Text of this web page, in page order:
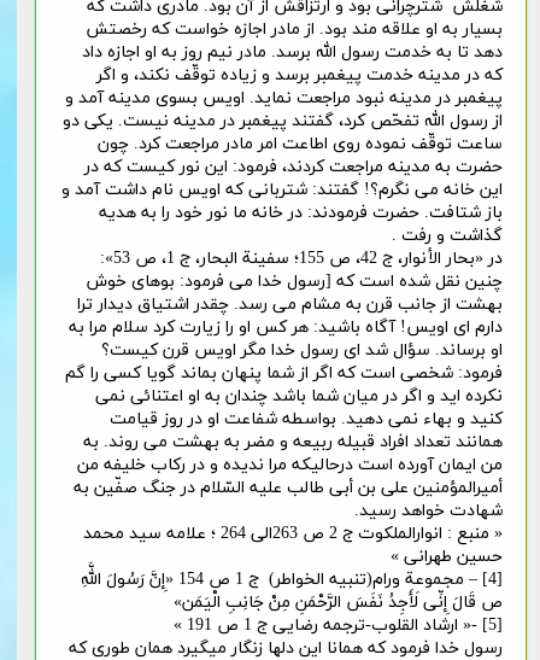
شغلش شترچرانی بود و ارتزاقش از آن بود. مادری داشت که
بسیار به او علاقه مند بود. از مادر اجازه خواست که رخصتش
دهد تا به خدمت رسول الله برسد. مادر نیم روز به او اجازه داد
که در مدینه خدمت پیغمبر برسد و زیاده توقّف نکند، و اگر
پیغمبر در مدینه نبود مراجعت نماید. اویس بسوی مدینه آمد و
از رسول الله تفحّص کرد، گفتند پیغمبر در مدینه نیست. یکی دو
ساعت توقّف نموده روی اطاعت امر مادر مراجعت کرد. چون
حضرت به مدینه مراجعت کردند، فرمود: این نور کیست که در
این خانه می نگرم؟! گفتند: شتربانی که اویس نام داشت آمد و
باز شتافت. حضرت فرمودند: در خانه ما نور خود را به هدیه
گذاشت و رفت .
در «بحار الأنوار، ج 42، ص 155؛ سفینة البحار، ج 1، ص 53»:
چنین نقل شده است که [رسول خدا می فرمود: بوهای خوش
بهشت از جانب قرن به مشام می رسد. چقدر اشتیاق دیدار ترا
دارم ای اویس! آگاه باشید: هر کس او را زیارت کرد سلام مرا به
او برساند. سؤال شد ای رسول خدا مگر اویس قرن کیست؟
فرمود: شخصی است که اگر از شما پنهان بماند گویا کسی را گم
نکرده اید و اگر در میان شما باشد چندان به او اعتنائی نمی
کنید و بهاء نمی دهید. بواسطه شفاعت او در روز قیامت
همانند تعداد افراد قبیله ربیعه و مضر به بهشت می روند. به
من ایمان آورده است درحالیکه مرا ندیده و در رکاب خلیفه من
أمیرالمؤمنین علی بن أبی طالب علیه السّلام در جنگ صفّین به
شهادت خواهد رسید.
« منبع : انوارالملکوت ج 2 ص 263الی 264 ؛ علامه سید محمد
حسین طهرانی »
[4] – مجموعة ورام(تنبیه الخواطر) ج 1 ص 154 «إِنَّ رَسُولَ اللَّهِ
ص قَالَ إِنِّی لَأَجِدُ نَفَسَ الرَّحْمَنِ مِنْ جَانِبِ الْیَمَن»
[5] -« ارشاد القلوب-ترجمه رضایی ج 1 ص 191 »
رسول خدا فرمود که همانا این دلها زنگار میگیرد همان طوری که